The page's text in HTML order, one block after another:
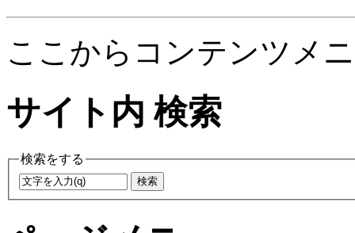
ここからコンテンツメ
サイト内 検索
検索をする